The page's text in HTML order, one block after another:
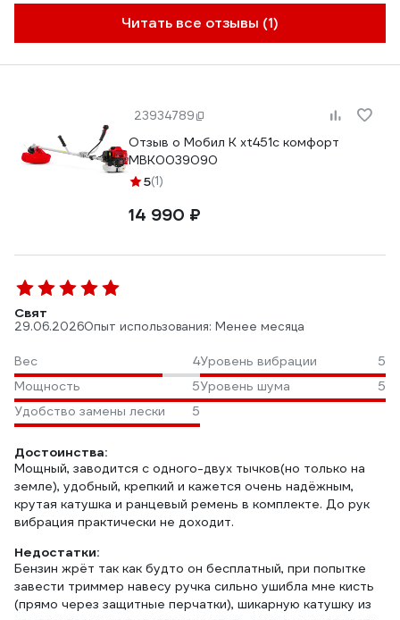
Читать все отзывы (1)
23934789
Отзыв о Мобил К xt451с комфорт
MBK0039090
5(1)
14 990 ₽
Свят
29.06.2026Опыт использования: Менее месяца
Вес 4Уровень вибрации
5
Мощность
5Уровень шума
5
Удобство замены лески
5
Достоинства:
Мощный, заводится с одного-двух тычков(но только на
земле), удобный, крепкий и кажется очень надёжным,
крутая катушка и ранцевый ремень в комплекте. До рук
вибрация практически не доходит.
Недостатки:
Бензин жрёт так как будто он бесплатный, при попытке
завести триммер навесу ручка сильно ушибла мне кисть
(прямо через защитные перчатки), шикарную катушку из